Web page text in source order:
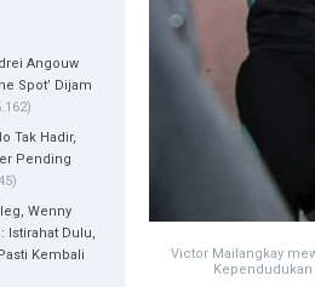
Victor Mailangkay
Kependudukan
Angouw
Spot’ Dijam
Tak Hadir,
Pending
Wenny
Istirahat Dulu,
Kembali